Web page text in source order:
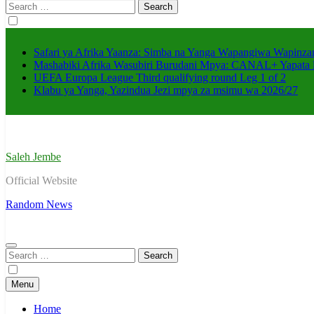
Search
for:
Safari ya Afrika Yaanza: Simba na Yanga Wapangiwa
Mashabiki Afrika Wasubiri Burudani Mpya: CANAL+ Yapata
UEFA Europa League Third qualifying round Leg 1 of 2
Klabu ya Yanga, Yazindua Jezi mpya za msimu wa 2026/27
Saleh Jembe
Official Website
Random News
Search
for:
Menu
Home